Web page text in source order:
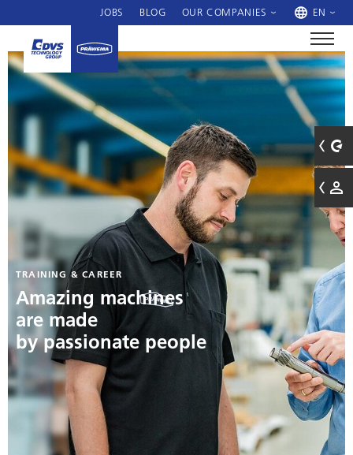
JOBS BLOG OUR COMPANIES EN
TRAINING & CAREER
Amazing machines
are made
by passionate people